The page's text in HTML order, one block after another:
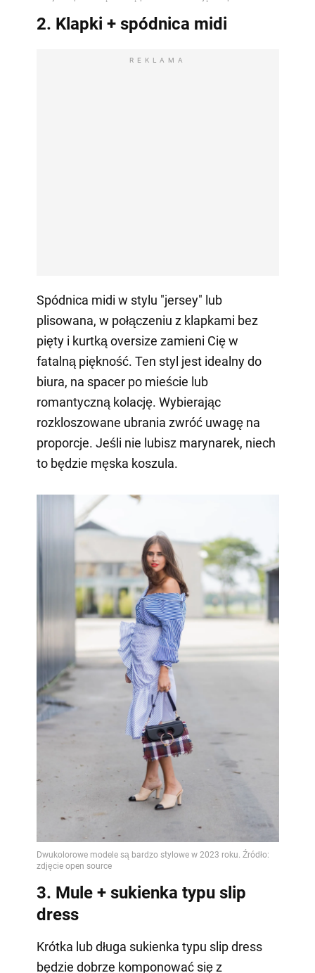
2. Klapki + spódnica midi
REKLAMA
Spódnica midi w stylu "jersey" lub
plisowana, w połączeniu z klapkami bez
pięty i kurtką oversize zamieni Cię w
fatalną piękność. Ten styl jest idealny do
biura, na spacer po mieście lub
romantyczną kolację. Wybierając
rozkloszowane ubrania zwróć uwagę na
proporcje. Jeśli nie lubisz marynarek, niech
to będzie męska koszula.
3. Mule + sukienka typu slip
dress
Krótka lub długa sukienka typu slip dress
będzie dobrze komponować się z